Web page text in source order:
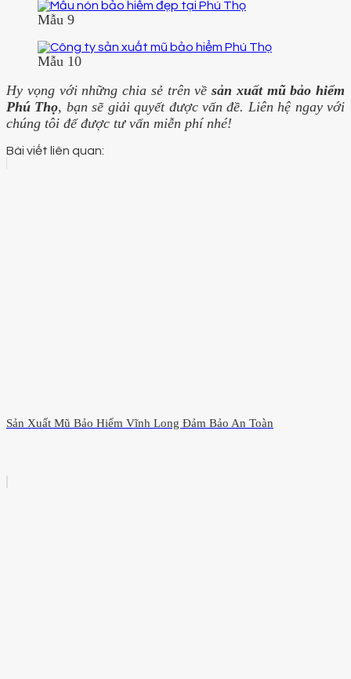
Mẫu 9
Mẫu 10
Hy vọng với những chia sẻ trên về sản xuất mũ bảo hiểm
Phú Thọ, bạn sẽ giải quyết được vấn đề. Liên hệ ngay với
chúng tôi để được tư vấn miễn phí nhé!
Bài viết liên quan:
Sản Xuất Mũ Bảo Hiểm Vĩnh Long Đảm Bảo An Toàn